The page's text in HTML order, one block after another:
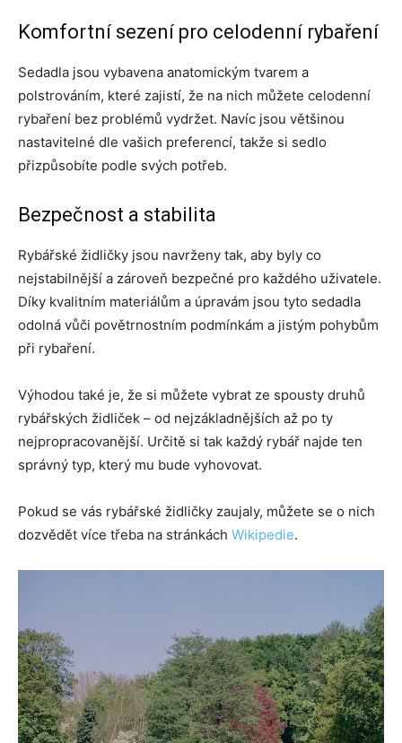
Komfortní sezení pro celodenní rybaření
Sedadla jsou vybavena anatomickým tvarem a
polstrováním, které zajistí, že na nich můžete celodenní
rybaření bez problémů vydržet. Navíc jsou většinou
nastavitelné dle vašich preferencí, takže si sedlo
přizpůsobíte podle svých potřeb.
Bezpečnost a stabilita
Rybářské židličky jsou navrženy tak, aby byly co
nejstabilnější a zároveň bezpečné pro každého uživatele.
Díky kvalitním materiálům a úpravám jsou tyto sedadla
odolná vůči povětrnostním podmínkám a jistým pohybům
při rybaření.
Výhodou také je, že si můžete vybrat ze spousty druhů
rybářských židliček – od nejzákladnějších až po ty
nejpropracovanější. Určitě si tak každý rybář najde ten
správný typ, který mu bude vyhovovat.
Pokud se vás rybářské židličky zaujaly, můžete se o nich
dozvědět více třeba na stránkách Wikipedie.